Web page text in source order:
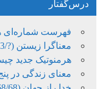
درس‌گفتار
فهرست شماره‌ای
معناگرا زیستن (?/23)
هرمنوتیک جدید
معنای زندگی در پنج